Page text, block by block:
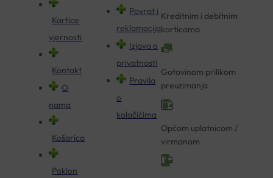
Kartice
vjernosti
Kontakt
O
nama
Košarica
Poklon
Povrat i
reklamacija
Izjava o
privatnosti
Pravila
o
kolačićima
Kreditnim i debitnim
karticama
Gotovinom prilikom
preuzimanja
Općom uplatnicom /
virmanom